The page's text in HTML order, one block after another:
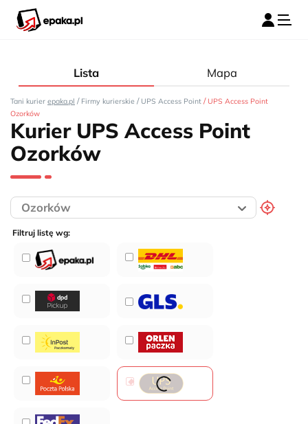
Lista Mapa
Tani kurier epaka.pl / Firmy kurierskie / UPS Access Point / UPS Access Point
Ozorków
Kurier UPS Access Point
Ozorków
Filtruj listę wg: